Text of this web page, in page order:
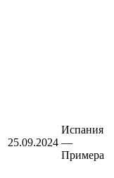
25.09.2024
Испания
—
Примера